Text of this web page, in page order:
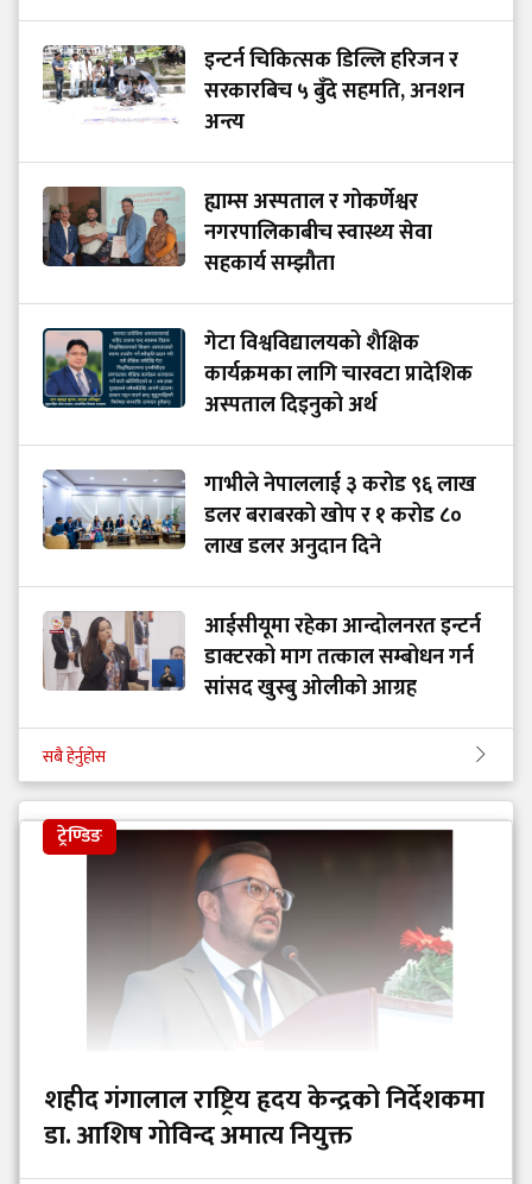
इन्टर्न चिकित्सक डिल्लि हरिजन र
सरकारबिच ५ बुँदे सहमति, अनशन
अन्त्य
ह्याम्स अस्पताल र गोकर्णेश्वर
नगरपालिकाबीच स्वास्थ्य सेवा
सहकार्य सम्झौता
गेटा विश्वविद्यालयको शैक्षिक
कार्यक्रमका लागि चारवटा प्रादेशिक
अस्पताल दिइनुको अर्थ
गाभीले नेपाललाई ३ करोड ९६ लाख
डलर बराबरको खोप र १ करोड ८०
लाख डलर अनुदान दिने
आईसीयूमा रहेका आन्दोलनरत इन्टर्न
डाक्टरको माग तत्काल सम्बोधन गर्न
सांसद खुस्बु ओलीको आग्रह
सबै हेर्नुहोस
ट्रेण्डिङ
शहीद गंगालाल राष्ट्रिय हृदय केन्द्रको निर्देशकमा
डा. आशिष गोविन्द अमात्य नियुक्त